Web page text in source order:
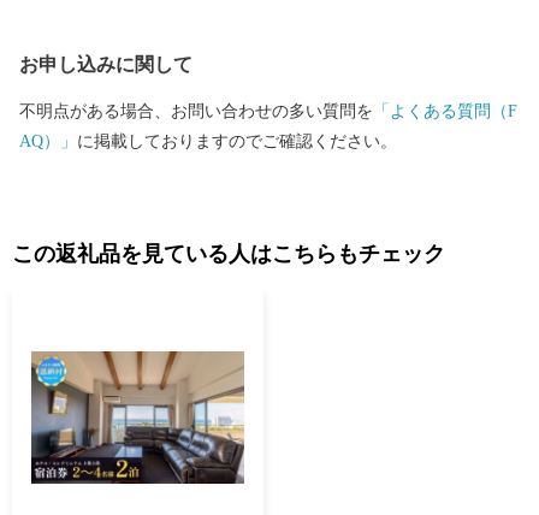
お申し込みに関して
不明点がある場合、お問い合わせの多い質問を 「よくある質問（F
AQ）」 に掲載しておりますのでご確認ください。
この返礼品を見ている人はこちらもチェック